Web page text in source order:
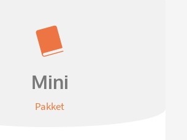
Mini
Pakket